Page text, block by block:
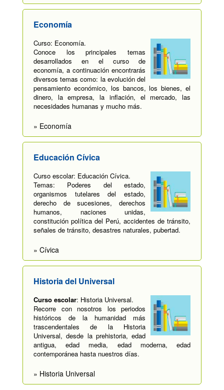
Economía
Curso: Economía.
Conoce los principales temas
desarrollados en el curso de
economía, a continuación encontrarás
diversos temas como: la evolución del
pensamiento económico, los bancos, los bienes, el
dinero, la empresa, la inflación, el mercado, las
necesidades humanas y mucho más.
» Economía
Educación Cívica
Curso escolar: Educación Cívica.
Temas: Poderes del estado,
organismos tutelares del estado,
derecho de sucesiones, derechos
humanos, naciones unidas,
constitución política del Perú, accidentes de tránsito,
señales de tránsito, desastres naturales, pubertad.
» Cívica
Historia del Universal
Curso escolar: Historia Universal.
Recorre con nosotros los periodos
históricos de la humanidad más
trascendentales de la Historia
Universal, desde la prehistoria, edad
antigua, edad media, edad moderna, edad
contemporánea hasta nuestros días.
» Historia Universal